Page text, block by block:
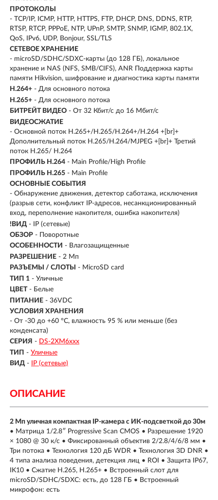
ПРОТОКОЛЫ
- TCP/IP, ICMP, HTTP, HTTPS, FTP, DHCP, DNS, DDNS, RTP,
RTSP, RTCP, PPPoE, NTP, UPnP, SMTP, SNMP, IGMP, 802.1X,
QoS, IPv6, UDP, Bonjour, SSL/TLS
СЕТЕВОЕ ХРАНЕНИЕ
- microSD/SDHC/SDXC-карты (до 128 ГБ), локальное
хранение и NAS (NFS, SMB/CIFS), ANR Поддержка карты
памяти Hikvision, шифрование и диагностика карты памяти
H.264+ - Для основного потока
H.265+ - Для основного потока
БИТРЕЙТ ВИДЕО - От 32 Кбит/с до 16 Мбит/с
ВИДЕОСЖАТИЕ
- Основной поток H.265+/H.265/H.264+/H.264 +[br]+
Дополнительный поток H.265/H.264/MJPEG +[br]+ Третий
поток H.265/ H.264
ПРОФИЛЬ H.264 - Main Profile/High Profile
ПРОФИЛЬ H.265 - Main Profile
ОСНОВНЫЕ СОБЫТИЯ
- Обнаружение движения, детектор саботажа, исключения
(разрыв сети, конфликт IP-адресов, несанкционированный
вход, переполнение накопителя, ошибка накопителя)
!ВИД - IP (сетевые)
ОБЗОР - Поворотные
ОСОБЕННОСТИ - Влагозащищенные
РАЗРЕШЕНИЕ - 2 Мп
РАЗЪЕМЫ / СЛОТЫ
- MicroSD card
ТИП 1 - Уличные
ЦВЕТ - Белые
ПИТАНИЕ - 36VDC
УСЛОВИЯ ХРАНЕНИЯ
- От -30 до +60 °C, влажность 95 % или меньше (без
конденсата)
СЕРИЯ - DS-2XM6ххх
ТИП - Уличные
ВИД - IP (сетевые)
ОПИСАНИЕ
2 Мп уличная компактная IP-камера с ИК-подсветкой до 30м
• Матрица 1/2.8″ Progressive Scan CMOS • Разрешение 1920
× 1080 @ 30 к/с • Фиксированный объектив 2/2.8/4/6/8 мм •
Три потока • Технология 120 дБ WDR • Технология 3D DNR •
4 типа анализа поведения, детекция лиц • ROI • Защита IP67,
IK10 • Сжатие H.265, H.265+ • Встроенный слот для
microSD/SDHC/SDXC: есть, до 128 ГБ • Встроенный
микрофон: есть